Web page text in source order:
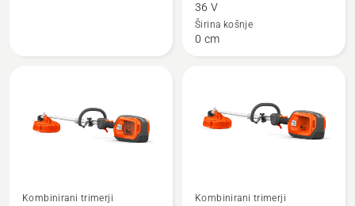
325iLK
brez
akumulatorja
36 V
Širina košnje
0 cm
Kombinirani trimerji Kombinirani trimerji